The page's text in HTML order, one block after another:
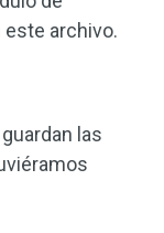
archivo.
las